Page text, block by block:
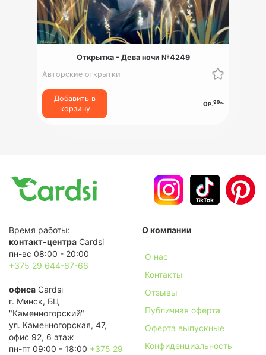
Открытка - Дева ночи №4249
Авторские открытки
Добавить в
корзину
0Р.99к.
Время работы:
контакт-центра Cardsi
пн-вс 08:00 - 20:00
+375 29 644-67-66
офиса Cardsi
г. Минск, БЦ
"Каменногорский"
ул. Каменногорская, 47,
офис 92, 6 этаж
пн-пт 09:00 - 18:00 +375 29
О компании
О нас
Контакты
Отзывы
Публичная оферта
Оферта выпускные
Конфиденциальность